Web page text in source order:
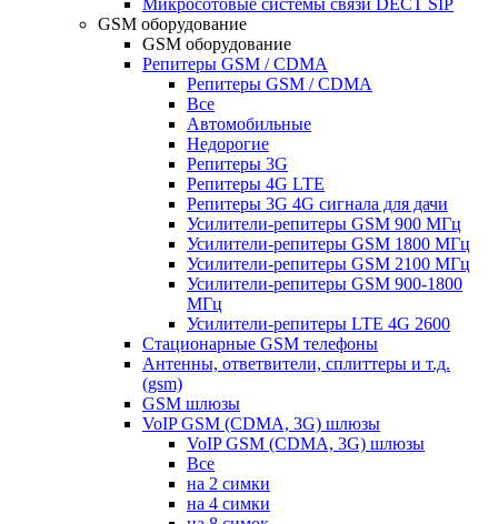
Микросотовые системы связи DECT SIP
GSM оборудование
GSM оборудование
Репитеры GSM / CDMA
Репитеры GSM / CDMA
Все
Автомобильные
Недорогие
Репитеры 3G
Репитеры 4G LTE
Репитеры 3G 4G сигнала для дачи
Усилители-репитеры GSM 900 МГц
Усилители-репитеры GSM 1800 МГц
Усилители-репитеры GSM 2100 МГц
Усилители-репитеры GSM 900-1800
МГц
Усилители-репитеры LTE 4G 2600
Стационарные GSM телефоны
Антенны, ответвители, сплиттеры и т.д.
(gsm)
GSM шлюзы
VoIP GSM (CDMA, 3G) шлюзы
VoIP GSM (CDMA, 3G) шлюзы
Все
на 2 симки
на 4 симки